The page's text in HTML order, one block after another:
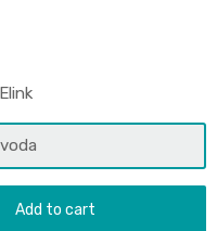
Add to cart